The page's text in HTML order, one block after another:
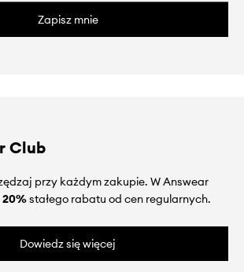
Zapisz mnie
Club
przy każdym zakupie. W Answear
20%stałego rabatu od cen regularnych.
Dowiedz się więcej